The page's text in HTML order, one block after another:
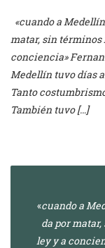
«cuando a
matar, sin términos
conciencia»
Medellín tuvo días
Tanto
También tuvo […]
«cuando a
da por
ley y a